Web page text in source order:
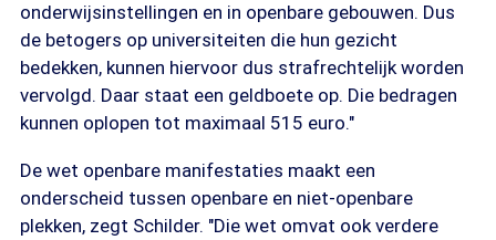
onderwijsinstellingen en in openbare gebouwen. Dus
de betogers op universiteiten die hun gezicht
bedekken, kunnen hiervoor dus strafrechtelijk worden
vervolgd. Daar staat een geldboete op. Die bedragen
kunnen oplopen tot maximaal 515 euro."
De wet openbare manifestaties maakt een
onderscheid tussen openbare en niet-openbare
plekken, zegt Schilder. "Die wet omvat ook verdere